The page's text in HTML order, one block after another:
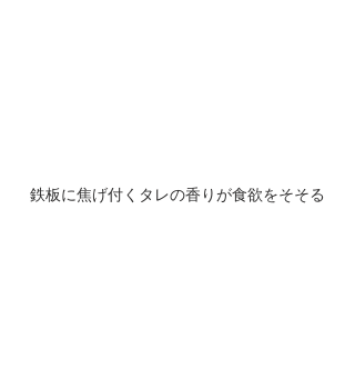
鉄板に焦げ付くタレの香りが食欲をそそる